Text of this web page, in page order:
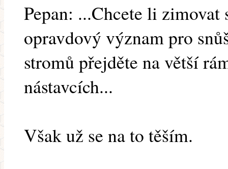
Pepan: ...Chcete li zimovat
opravdový význam pro
stromů přejděte na větší
nástavcích...
Však už se na to těším.